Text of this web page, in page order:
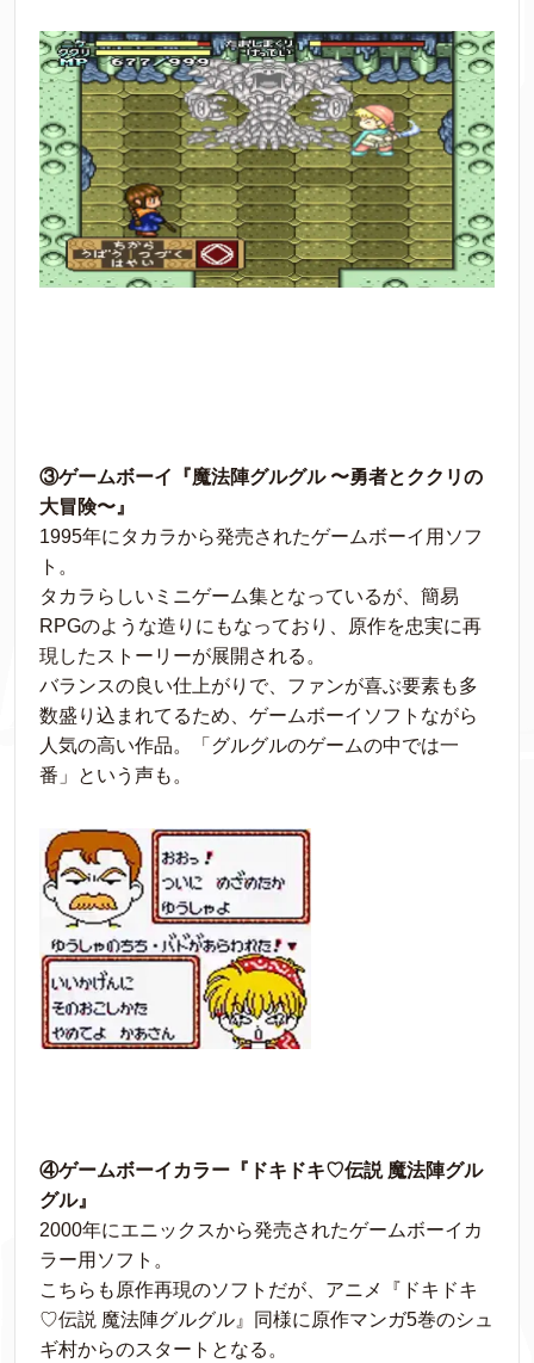
③ゲームボーイ『魔法陣グルグル 〜勇者とククリの
大冒険〜』
1995年にタカラから発売されたゲームボーイ用ソフ
ト。
タカラらしいミニゲーム集となっているが、簡易
RPGのような造りにもなっており、原作を忠実に再
現したストーリーが展開される。
バランスの良い仕上がりで、ファンが喜ぶ要素も多
数盛り込まれてるため、ゲームボーイソフトながら
人気の高い作品。「グルグルのゲームの中では一
番」という声も。
④ゲームボーイカラー『ドキドキ♡伝説 魔法陣グル
グル』
2000年にエニックスから発売されたゲームボーイカ
ラー用ソフト。
こちらも原作再現のソフトだが、アニメ『ドキドキ
♡伝説 魔法陣グルグル』同様に原作マンガ5巻のシュ
ギ村からのスタートとなる。